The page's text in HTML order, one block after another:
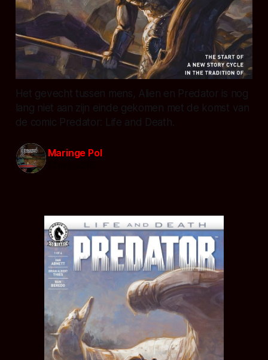
Het gevecht tussen mens, Alien en Predator is nog
lang niet aan zijn einde gekomen met de komst van
de comic Predator: Life and Death.
Maringe Pol